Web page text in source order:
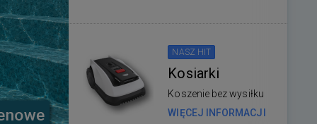
NASZ HIT
Kosiarki
Koszenie bez wysiłku
WIĘCEJ INFORMACJI